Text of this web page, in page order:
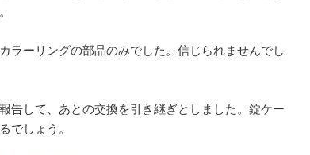
ラーリングの部品のみでした。信じられませんでし
告して、あとの交換を引き継ぎとしました。錠ケー
でしょう。